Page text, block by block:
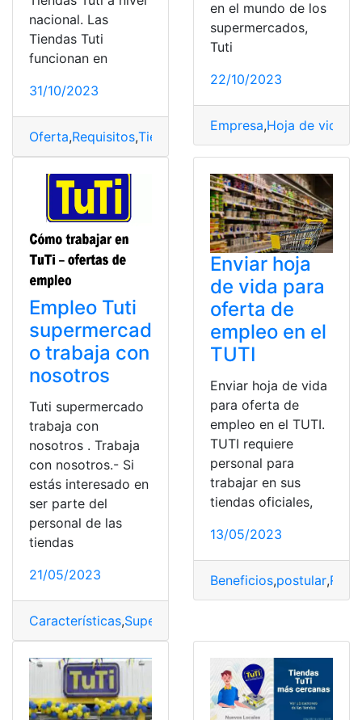
nacional. Las
Tiendas Tuti
funcionan en
31/10/2023
Oferta,Requisitos,Tiendas trabajar TuTi
en el mundo de los
supermercados,
Tuti
22/10/2023
Empresa,Hoja de vida
Empleo Tuti
supermercad
o trabaja con
nosotros
Tuti supermercado
trabaja con
nosotros . Trabaja
con nosotros.- Si
estás interesado en
ser parte del
personal de las
tiendas
21/05/2023
Características,Supermercado
Enviar hoja
de vida para
oferta de
empleo en el
TUTI
Enviar hoja de vida
para oferta de
empleo en el TUTI.
TUTI requiere
personal para
trabajar en sus
tiendas oficiales,
13/05/2023
Beneficios,postular,